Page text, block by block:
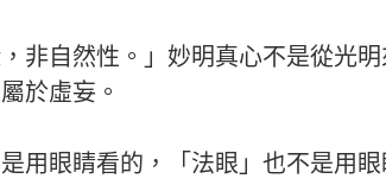
非自然性。」妙明真心不是從光
於虛妄。
用眼睛看的，「法眼」也不是用